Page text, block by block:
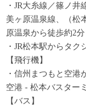
・JR大糸線／篠ノ
美ヶ原温泉線、（松
原温泉から徒歩約2分
・JR松本駅からタク
【飛行機】
・信州まつもと空港
空港 - 松本バスター
【バス】